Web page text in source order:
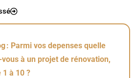
: Parmi vos depenses quelle
à un projet de rénovation,
1 à 10 ?